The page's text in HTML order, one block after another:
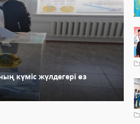
күміс жүлдегері өз